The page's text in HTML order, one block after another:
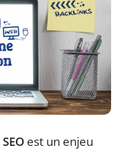
SEO est un enjeu